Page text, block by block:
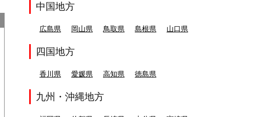
中国地方
広島県 岡山県 鳥取県 島根県 山口県
四国地方
香川県 愛媛県 高知県 徳島県
九州・沖縄地方